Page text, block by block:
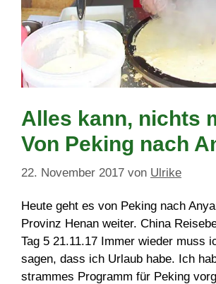
Alles kann, nichts
Von Peking nach
22. November 2017 von Ulrike
Heute geht es von Peking nach
Provinz Henan weiter. China
Tag 5 21.11.17 Immer wieder muss
sagen, dass ich Urlaub habe. Ich
strammes Programm für Peking